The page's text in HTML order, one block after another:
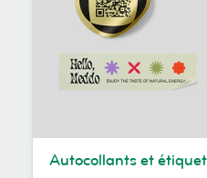
Autocollants et